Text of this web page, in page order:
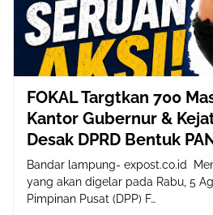
FOKAL Targtkan 700
Kantor Gubernur &
Desak DPRD Bentuk
Bandar lampung- expost.co.id
yang akan digelar pada Rabu, 5
Pimpinan Pusat (DPP) F…